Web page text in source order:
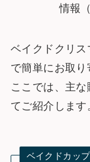
ベイクドクリス
で簡単にお取り
ここでは、主
てご紹介します
ベイクドカッ